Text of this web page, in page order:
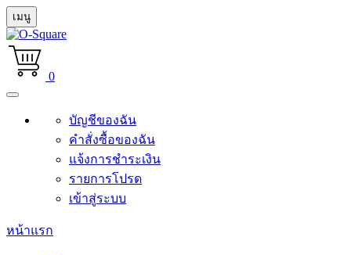
เมนู
0
บัญชีของฉัน
คำสั่งซื้อของฉัน
แจ้งการชำระเงิน
รายการโปรด
เข้าสู่ระบบ
หน้าแรก